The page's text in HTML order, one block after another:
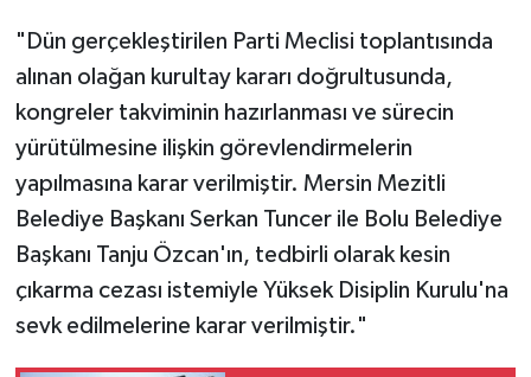
"Dün gerçekleştirilen Parti Meclisi toplantısında
alınan olağan kurultay kararı doğrultusunda,
kongreler takviminin hazırlanması ve sürecin
yürütülmesine ilişkin görevlendirmelerin
yapılmasına karar verilmiştir. Mersin Mezitli
Belediye Başkanı Serkan Tuncer ile Bolu Belediye
Başkanı Tanju Özcan'ın, tedbirli olarak kesin
çıkarma cezası istemiyle Yüksek Disiplin Kurulu'na
sevk edilmelerine karar verilmiştir."